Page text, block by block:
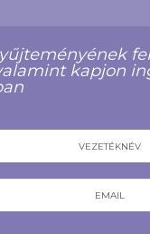
kapjon
1,800 Ft